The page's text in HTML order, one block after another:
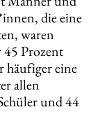
die eine
waren
45 Prozent
häufiger eine
allen
und 44